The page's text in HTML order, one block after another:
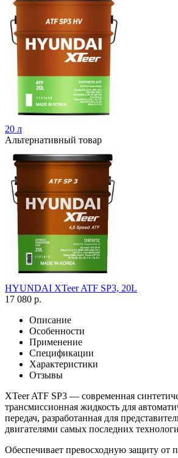
20 л
Альтернативный товар
HYUNDAI XTeer ATF SP3, 20L
17 080 р.
Описание
Особенности
Применение
Спецификации
Характеристики
Отзывы
XTeer ATF SP3 — современная
трансмиссионная жидкость для
передач, разработанная для
двигателями самых последних
Обеспечивает превосходную защиту от